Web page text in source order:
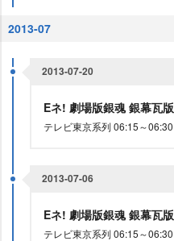
2013-07
2013-07-20
Eネ! 劇場版銀魂 銀幕瓦版
テレビ東京系列 06:15～06:30
2013-07-06
Eネ! 劇場版銀魂 銀幕瓦版
テレビ東京系列 06:15～06:30